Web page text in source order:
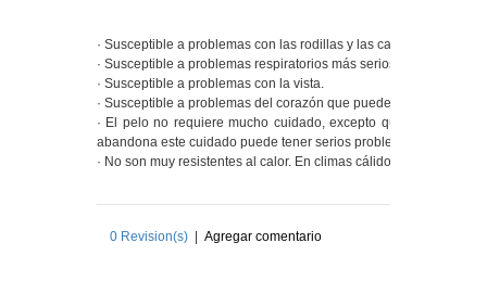
· Susceptible a problemas con las rodillas y las caderas
· Susceptible a problemas respiratorios más serios que los
· Susceptible a problemas con la vista.
· Susceptible a problemas del corazón que pueden resultar en
· El pelo no requiere mucho cuidado, excepto que sí hay que
abandona este cuidado puede tener serios problemas con la piel.
· No son muy resistentes al calor. En climas cálidos no se le debe
0 Revision(s) | Agregar comentario